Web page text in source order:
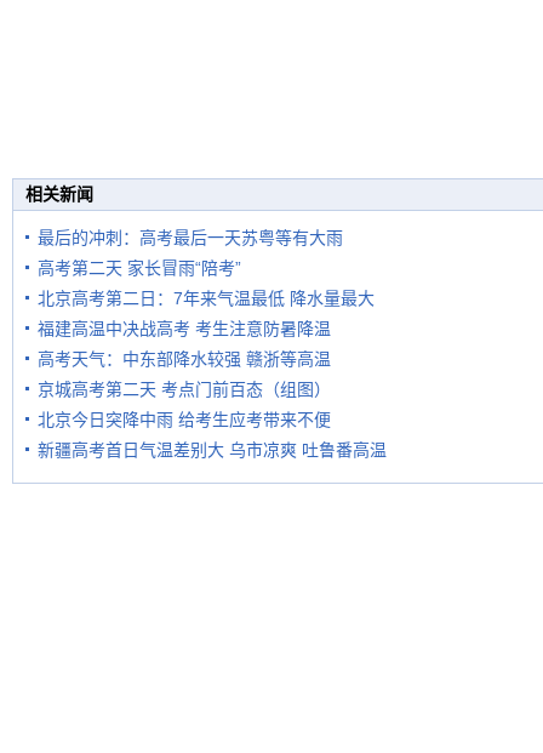
相关新闻
最后的冲刺：高考最后一天苏粤等有大雨
高考第二天 家长冒雨“陪考”
北京高考第二日：7年来气温最低 降水量最大
福建高温中决战高考 考生注意防暑降温
高考天气：中东部降水较强 赣浙等高温
京城高考第二天 考点门前百态（组图）
北京今日突降中雨 给考生应考带来不便
新疆高考首日气温差别大 乌市凉爽 吐鲁番高温